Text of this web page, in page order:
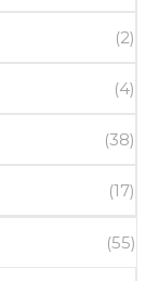
(2)
(4)
(38)
(17)
(55)